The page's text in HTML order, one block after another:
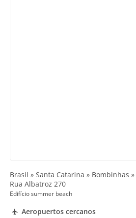
Brasil » Santa Catarina » Bombinhas
Rua Albatroz 270
Edifício summer beach
Aeropuertos cercanos